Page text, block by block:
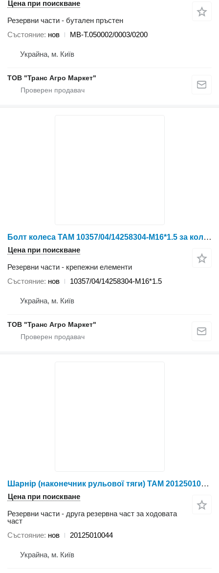
Цена при поискване
Резервни части - бутален пръстен
Състояние нов MB-T.050002/0003/0200
Украйна, м. Київ
ТОВ "Транс Агро Маркет"
Болт колеса TAM 10357/04/14258304-M16*1.5 за колесен трактор YTO X804/X904/LX954/NLX1024/NLX1054/X1204/NLX1304/NLX1404
Цена при поискване
Резервни части - крепежни елементи
Състояние нов 10357/04/14258304-M16*1.5
Украйна, м. Київ
ТОВ "Транс Агро Маркет"
Шарнір (наконечник рульової тяги) TAM 20125010044 за колесен трактор YTO X804/X904/LX954/NLX1024/NLX1054/X12
Цена при поискване
Резервни части - друга резервна част за ходовата
част
Състояние нов 20125010044
Украйна, м. Київ